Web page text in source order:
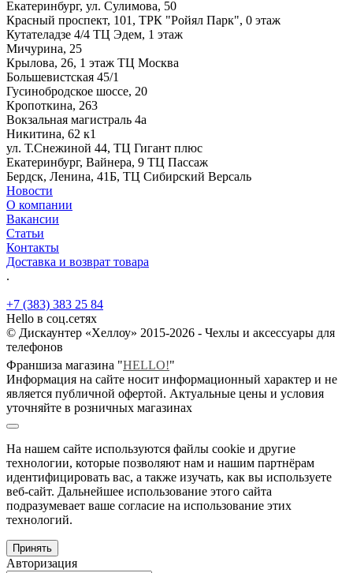
Екатеринбург, ул. Сулимова, 50
Красный проспект, 101, ТРК "Ройял Парк", 0 этаж
Кутателадзе 4/4 ТЦ Эдем, 1 этаж
Мичурина, 25
Крылова, 26, 1 этаж ТЦ Москва
Большевистская 45/1
Гусинобродское шоссе, 20
Кропоткина, 263
Вокзальная магистраль 4а
Никитина, 62 к1
ул. Т.Снежиной 44, ТЦ Гигант плюс
Екатеринбург, Вайнера, 9 ТЦ Пассаж
Бердск, Ленина, 41Б, ТЦ Сибирский Версаль
Новости
О компании
Вакансии
Статьи
Контакты
Доставка и возврат товара
.
+7 (383) 383 25 84
Hello в соц.сетях
© Дискаунтер «Хеллоу» 2015-2026 - Чехлы и аксессуары для
телефонов
Франшиза магазина "HELLO!"
Информация на сайте носит информационный характер и не
является публичной офертой. Актуальные цены и условия
уточняйте в розничных магазинах
На нашем сайте используются файлы cookie и другие
технологии, которые позволяют нам и нашим партнёрам
идентифицировать вас, а также изучать, как вы используете
веб-сайт. Дальнейшее использование этого сайта
подразумевает ваше согласие на использование этих
технологий.
Принять
Авторизация